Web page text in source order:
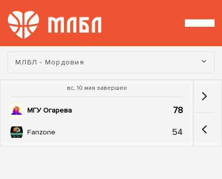
Турнир:
МЛБЛ - Мордовия
вс, 10 мая завершен
МГУ Огарева 78
Fanzone 54